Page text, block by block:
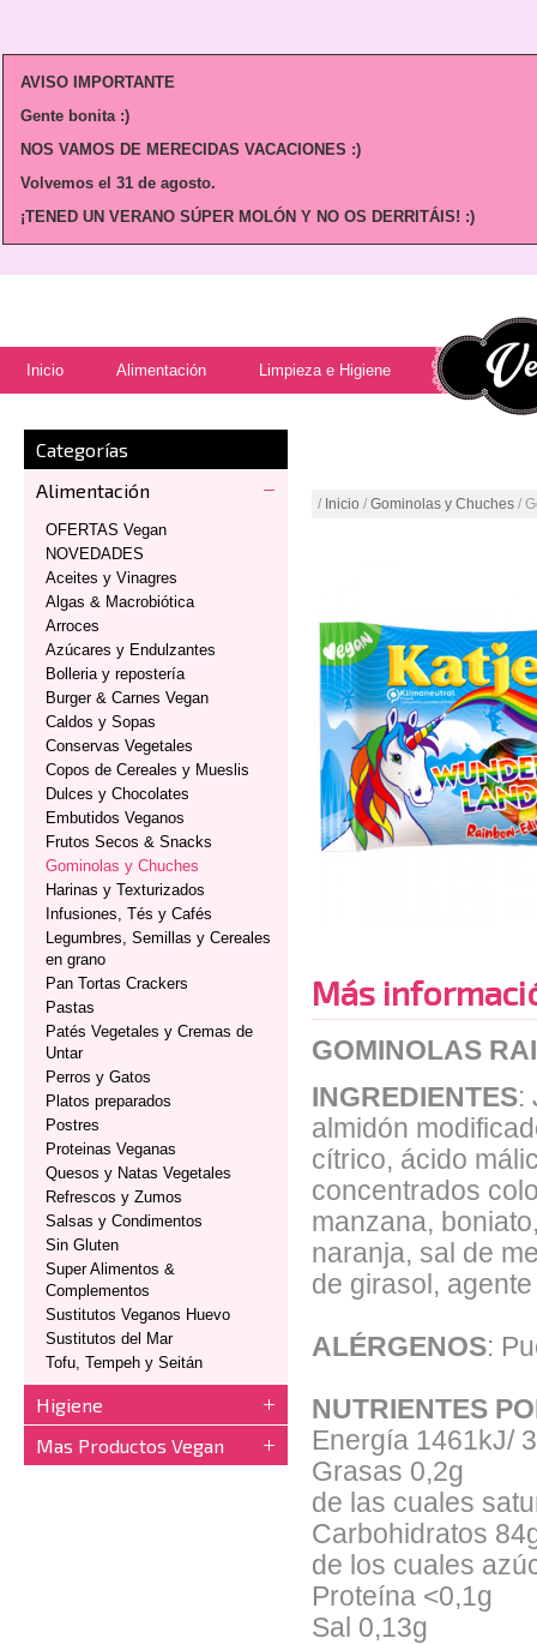
AVISO IMPORTANTE
Gente bonita :)
NOS VAMOS DE MERECIDAS VACACIONES :)
Volvemos el 31 de agosto.
¡TENED UN VERANO SÚPER MOLÓN Y NO OS DERRITÁIS! :)
Inicio Alimentación Limpieza e Higiene
Categorías
Alimentación
OFERTAS Vegan
NOVEDADES
Aceites y Vinagres
Algas & Macrobiótica
Arroces
Azúcares y Endulzantes
Bolleria y repostería
Burger & Carnes Vegan
Caldos y Sopas
Conservas Vegetales
Copos de Cereales y Mueslis
Dulces y Chocolates
Embutidos Veganos
Frutos Secos & Snacks
Gominolas y Chuches
Harinas y Texturizados
Infusiones, Tés y Cafés
Legumbres, Semillas y Cereales
en grano
Pan Tortas Crackers
Pastas
Patés Vegetales y Cremas de
Untar
Perros y Gatos
Platos preparados
Postres
Proteinas Veganas
Quesos y Natas Vegetales
Refrescos y Zumos
Salsas y Condimentos
Sin Gluten
Super Alimentos &
Complementos
Sustitutos Veganos Huevo
Sustitutos del Mar
Tofu, Tempeh y Seitán
Higiene
Mas Productos Vegan
/ Inicio / Gominolas y Chuches /
Más
GOMINOLAS
INGREDIENTES:
almidón
cítrico, ácido
concentrados
manzana,
naranja, sal de
de girasol,
ALÉRGENOS:
NUTRIENTES
Energía 1461kJ/
Grasas 0,2g
de las cuales
Carbohidratos
de los cuales
Proteína <0,1g
Sal 0,13g